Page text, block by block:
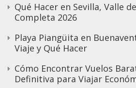
Qué Hacer en Sevilla, Valle
Completa 2026
Playa Piangüita en
Viaje y Qué Hacer
Cómo Encontrar Vuelos
Definitiva para Viajar